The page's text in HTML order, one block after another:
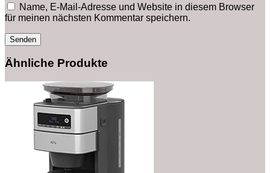
Name, E-Mail-Adresse und Website in diesem Browser
für meinen nächsten Kommentar speichern.
Ähnliche Produkte